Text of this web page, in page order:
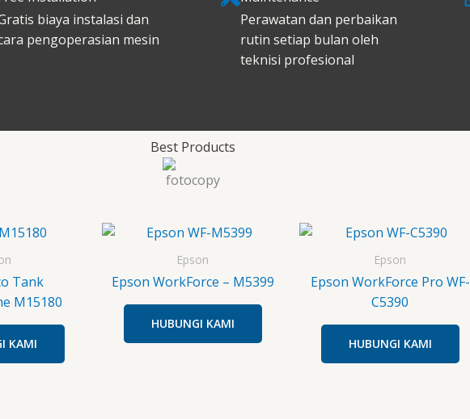
biaya instalasi dan
pengoperasian mesin
Perawatan dan perbaikan
rutin setiap bulan oleh
teknisi profesional
Best Products
Tank
M15180
KAMI
Epson
Epson WorkForce – M5399
HUBUNGI KAMI
Epson
Epson WorkForce Pro WF-
C5390
HUBUNGI KAMI